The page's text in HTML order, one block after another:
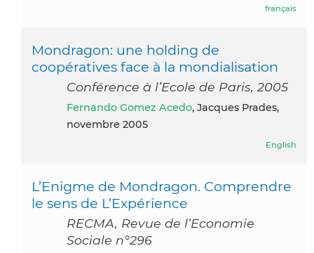
français
Mondragon: une holding de
coopératives face à la mondialisation
Conférence à l’Ecole de Paris, 2005
Fernando Gomez Acedo, Jacques Prades,
novembre 2005
English
L’Enigme de Mondragon. Comprendre
le sens de L’Expérience
RECMA, Revue de l’Economie
Sociale n°296